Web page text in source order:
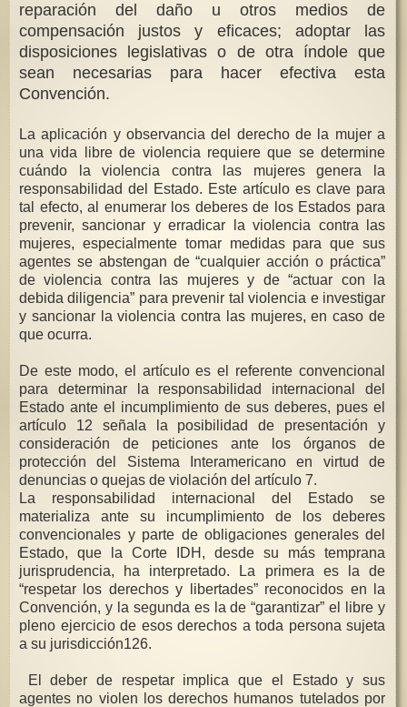
reparación del daño u otros medios de
compensación justos y eficaces; adoptar las
disposiciones legislativas o de otra índole que
sean necesarias para hacer efectiva esta
Convención.
La aplicación y observancia del derecho de la mujer a
una vida libre de violencia requiere que se determine
cuándo la violencia contra las mujeres genera la
responsabilidad del Estado. Este artículo es clave para
tal efecto, al enumerar los deberes de los Estados para
prevenir, sancionar y erradicar la violencia contra las
mujeres, especialmente tomar medidas para que sus
agentes se abstengan de “cualquier acción o práctica”
de violencia contra las mujeres y de “actuar con la
debida diligencia” para prevenir tal violencia e investigar
y sancionar la violencia contra las mujeres, en caso de
que ocurra.
De este modo, el artículo es el referente convencional
para determinar la responsabilidad internacional del
Estado ante el incumplimiento de sus deberes, pues el
artículo 12 señala la posibilidad de presentación y
consideración de peticiones ante los órganos de
protección del Sistema Interamericano en virtud de
denuncias o quejas de violación del artículo 7.
La responsabilidad internacional del Estado se
materializa ante su incumplimiento de los deberes
convencionales y parte de obligaciones generales del
Estado, que la Corte IDH, desde su más temprana
jurisprudencia, ha interpretado. La primera es la de
“respetar los derechos y libertades” reconocidos en la
Convención, y la segunda es la de “garantizar” el libre y
pleno ejercicio de esos derechos a toda persona sujeta
a su jurisdicción126.
El deber de respetar implica que el Estado y sus
agentes no violen los derechos humanos tutelados por